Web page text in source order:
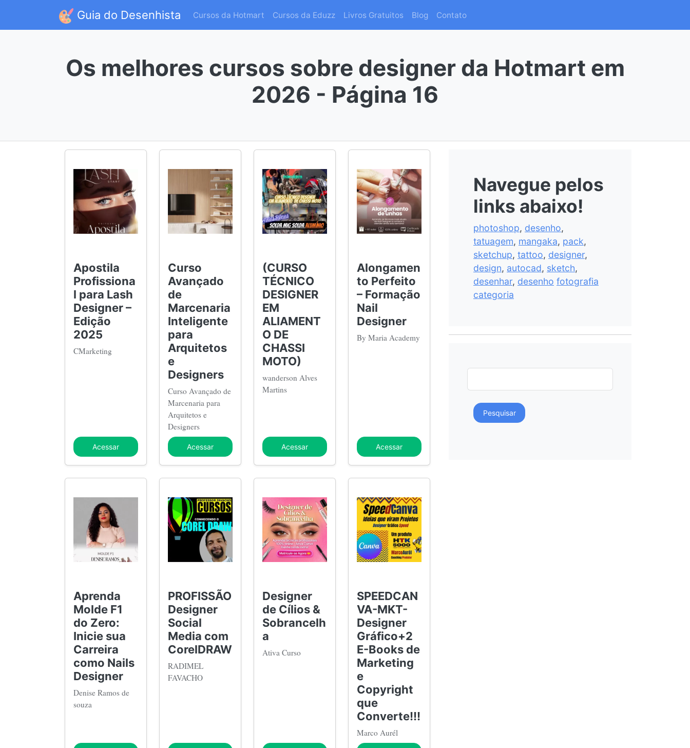
Guia do Desenhista Cursos da Hotmart Cursos da Eduzz Livros Gratuitos Blog Contato
Os melhores cursos sobre designer da Hotmart em
2026 - Página 16
Apostila
Profissiona
l para Lash
Designer –
Edição
2025
CMarketing
Acessar
Curso
Avançado
de
Marcenaria
Inteligente
para
Arquitetos
e
Designers
Curso Avançado de
Marcenaria para
Arquitetos e
Designers
Acessar
(CURSO
TÉCNICO
DESIGNER
EM
ALIAMENT
O DE
CHASSI
MOTO)
wanderson Alves
Martins
Acessar
Alongamen
to Perfeito
– Formação
Nail
Designer
By Maria Academy
Acessar
Aprenda
Molde F1
do Zero:
Inicie sua
Carreira
como Nails
Designer
Denise Ramos de
souza
PROFISSÃO
Designer
Social
Media com
CorelDRAW
RADIMEL
FAVACHO
Designer
de Cílios &
Sobrancelh
a
Ativa Curso
SPEEDCAN
VA-MKT-
Designer
Gráfico+2
E-Books de
Marketing
e
Copyright
que
Converte!!!
Marco Aurél
Navegue pelos
links abaixo!
photoshop, desenho,
tatuagem, mangaka, pack,
sketchup, tattoo, designer,
design, autocad, sketch,
desenhar, desenho fotografia
categoria
Pesquisar